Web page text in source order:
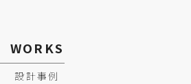
WORKS
設計事例